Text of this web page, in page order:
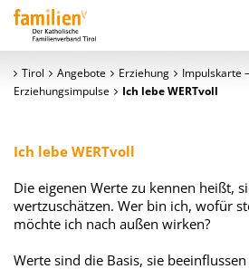
Tirol Angebote Erziehung
Impulskarte
Erziehungsimpulse
Ich lebe WERTvoll
Ich lebe WERTvoll
Die eigenen Werte zu kennen heißt,
wertzuschätzen. Wer bin ich, wofür
möchte ich nach außen wirken?
Werte sind die Basis, sie